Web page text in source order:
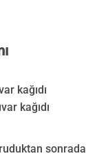
kağıdı
kağıdı
sonrada